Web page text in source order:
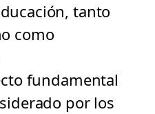
tanto
como
fundamental
por los